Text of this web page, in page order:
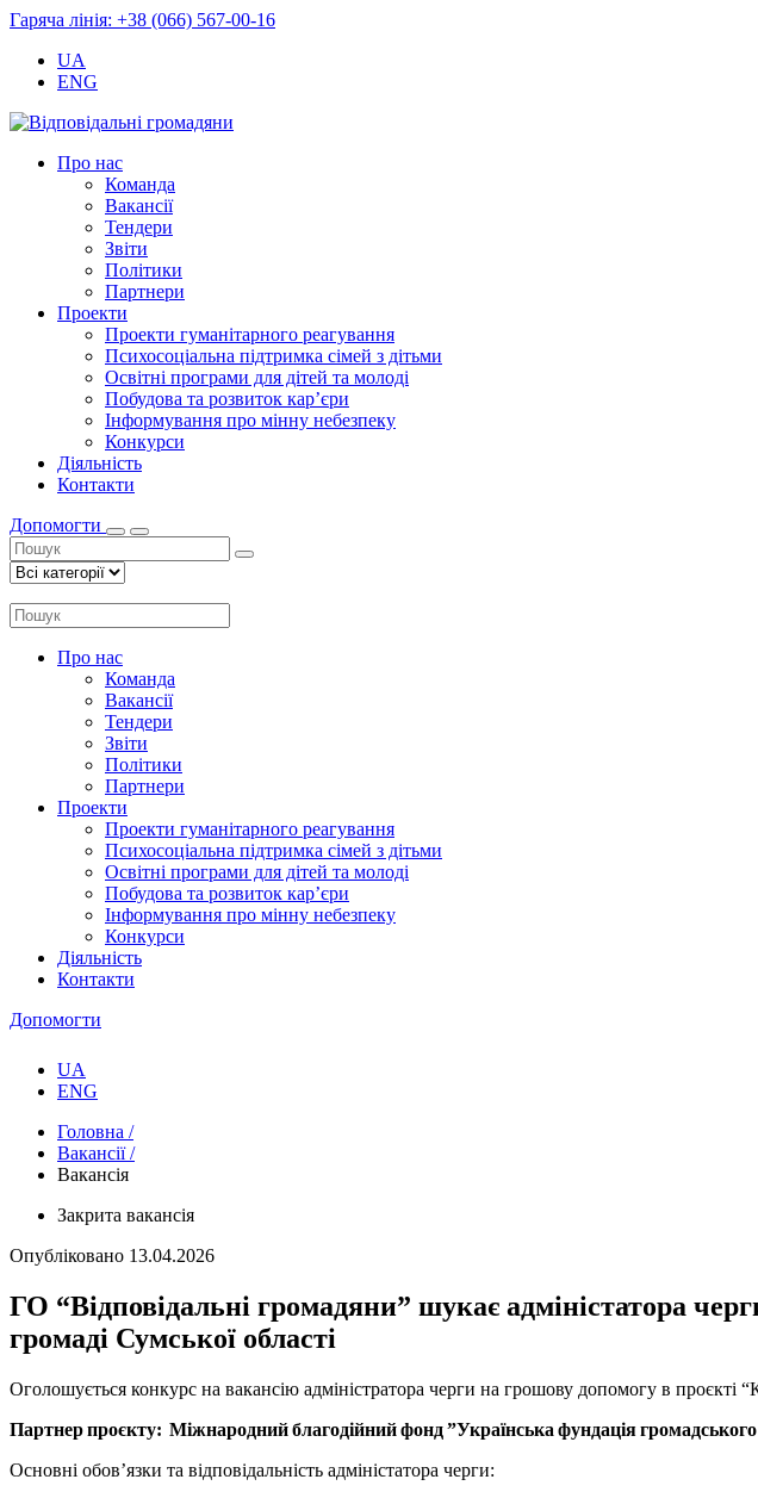
Гаряча лінія: +38 (066) 567-00-16
UA
ENG
Про нас
Команда
Вакансії
Тендери
Звіти
Політики
Партнери
Проекти
Проекти гуманітарного реагування
Психосоціальна підтримка сімей з дітьми
Освітні програми для дітей та молоді
Побудова та розвиток кар’єри
Інформування про мінну небезпеку
Конкурси
Діяльність
Контакти
Допомогти
Про нас
Команда
Вакансії
Тендери
Звіти
Політики
Партнери
Проекти
Проекти гуманітарного реагування
Психосоціальна підтримка сімей з дітьми
Освітні програми для дітей та молоді
Побудова та розвиток кар’єри
Інформування про мінну небезпеку
Конкурси
Діяльність
Контакти
Допомогти
UA
ENG
Головна /
Вакансії /
Вакансія
Закрита вакансія
Опубліковано 13.04.2026
ГО “Відповідальні громадяни” шукає адміністатора
громаді Сумської області
Оголошується конкурс на вакансію адміністратора черги на грошову допомогу в проєкті
Партнер проєкту: Міжнародний благодійний фонд ”Українська фундація громадського
Основні обов’язки та відповідальність адміністатора черги: